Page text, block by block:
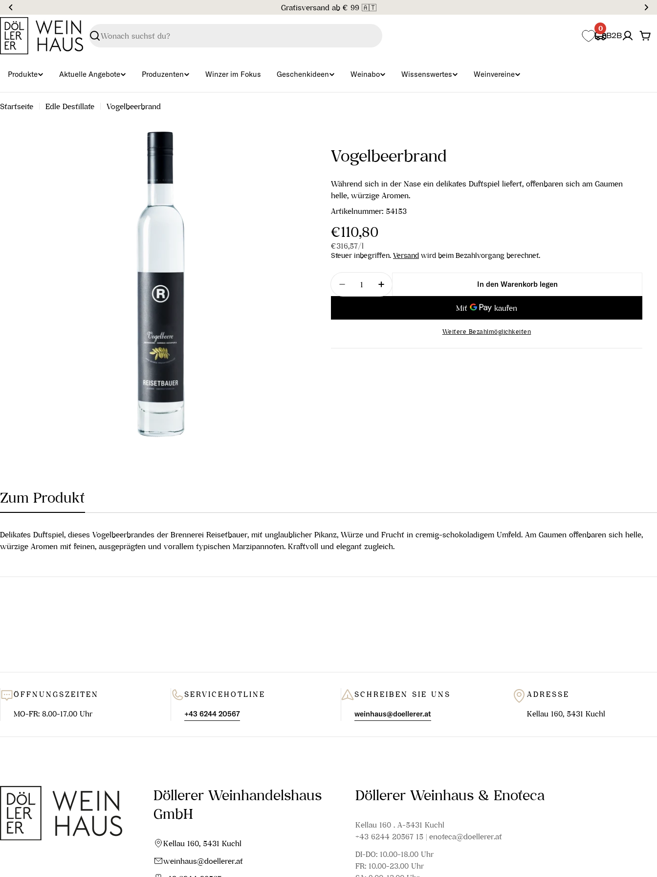
Zum
Inhalt
springen
Gratisversand ab € 99 🇦🇹
Suchen
0
B2B
Produkte Aktuelle Angebote Produzenten Winzer im Fokus Geschenkideen Weinabo Wissenswertes Weinvereine
Startseite Edle Destillate Vogelbeerbrand
Vogelbeerbrand
Während sich in der Nase ein delikates Duftspiel liefert, offenbaren sich am Gaumen
helle, würzige Aromen.
Artikelnummer: 54153
Regulärer
Preis
€110,80
Stückpreis
€316,57/pro
l
Steuer inbegriffen. Versand wird beim Bezahlvorgang berechnet.
Menge
Menge für Vogelbeerbrand verringern
Menge für Vogelbeerbrand erhöhen
In den Warenkorb legen
Weitere Bezahlmöglichkeiten
Zum Produkt
Delikates Duftspiel, dieses Vogelbeerbrandes der Brennerei Reisetbauer, mit unglaublicher Pikanz, Würze und Frucht in cremig-schokoladigem Umfeld. Am Gaumen offenbaren sich helle,
würzige Aromen mit feinen, ausgeprägten und vorallem typischen Marzipannoten. Kraftvoll und elegant zugleich.
ÖFFNUNGSZEITEN
MO-FR: 8.00-17.00 Uhr
SERVICEHOTLINE
+43 6244 20567
SCHREIBEN SIE UNS
weinhaus@doellerer.at
ADRESSE
Kellau 160, 5431 Kuchl
Döllerer Weinhandelshaus
GmbH
Kellau 160, 5431 Kuchl
weinhaus@doellerer.at
Döllerer Weinhaus & Enoteca
Kellau 160 . A-5431 Kuchl
+43 6244 20567 15 | enoteca@doellerer.at
DI-DO: 10.00-18.00 Uhr
FR: 10.00-23.00 Uhr